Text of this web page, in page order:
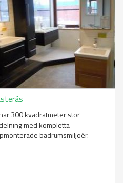
300 kvadratmeter stor
med kompletta
badrumsmiljöér.